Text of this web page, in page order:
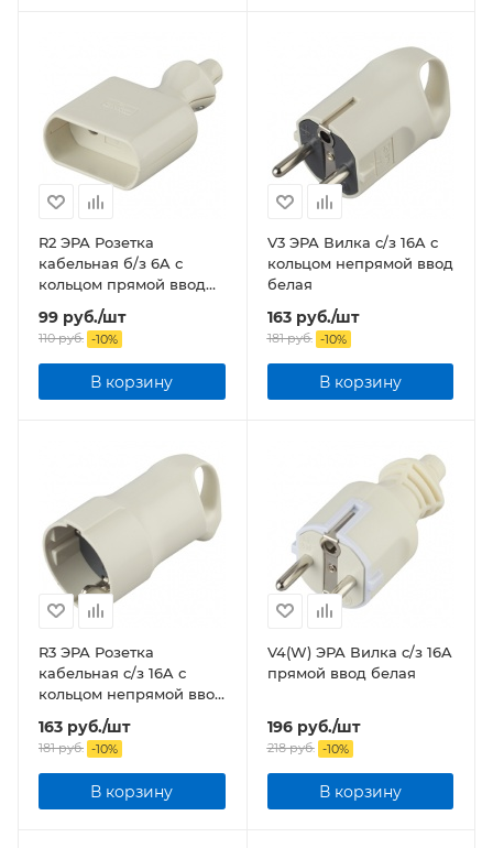
R2 ЭРА Розетка
кабельная б/з 6A с
кольцом прямой ввод
99 руб./шт
110руб. -10%
В корзину
V3 ЭРА Вилка c/з 16A с
кольцом непрямой ввод
белая
163руб./шт
181руб. -10%
В корзину
R3 ЭРА Розетка
кабельная c/з 16A с
кольцом непрямой ввод
163 руб./шт
181руб. -10%
В корзину
V4(W) ЭРА Вилка c/з 16A
прямой ввод белая
196руб./шт
218руб. -10%
В корзину